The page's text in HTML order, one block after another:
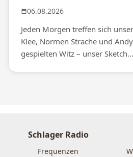
06.08.2026
Jeden Morgen treffen sich
Klee, Normen Sträche und
gespielten Witz – unser Sketch...
Schlager Radio
Frequenzen